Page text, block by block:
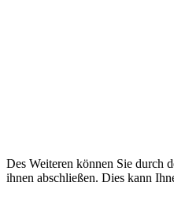
Des Weiteren können Sie durch
ihnen abschließen. Dies kann